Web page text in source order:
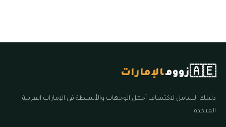
🇦🇪زوومالإمارات
دليلك الشامل لاكتشاف أجمل الوجهات والأنشطة في الإمارات العربية
المتحدة.